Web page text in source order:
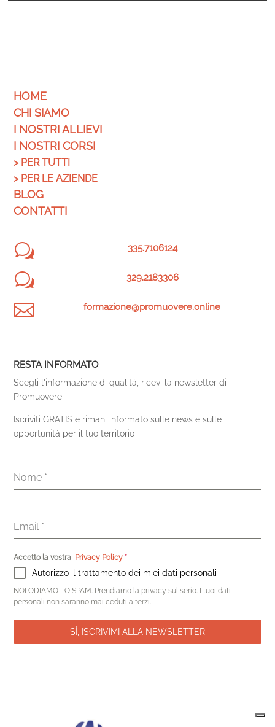
HOME
CHI SIAMO
I NOSTRI ALLIEVI
I NOSTRI CORSI
> PER TUTTI
> PER LE AZIENDE
BLOG
CONTATTI
w 335.7106124
w 329.2183306
 formazione@promuovere.online
RESTA INFORMATO
Scegli l'informazione di qualità, ricevi la newsletter di
Promuovere
Iscriviti GRATIS e rimani informato sulle news e sulle
opportunità per il tuo territorio
Nome *
Email *
Accetto la vostra Privacy Policy *
Autorizzo il trattamento dei miei dati personali
NOI ODIAMO LO SPAM. Prendiamo la privacy sul serio. I tuoi dati
personali non saranno mai ceduti a terzi.
SÌ, ISCRIVIMI ALLA NEWSLETTER